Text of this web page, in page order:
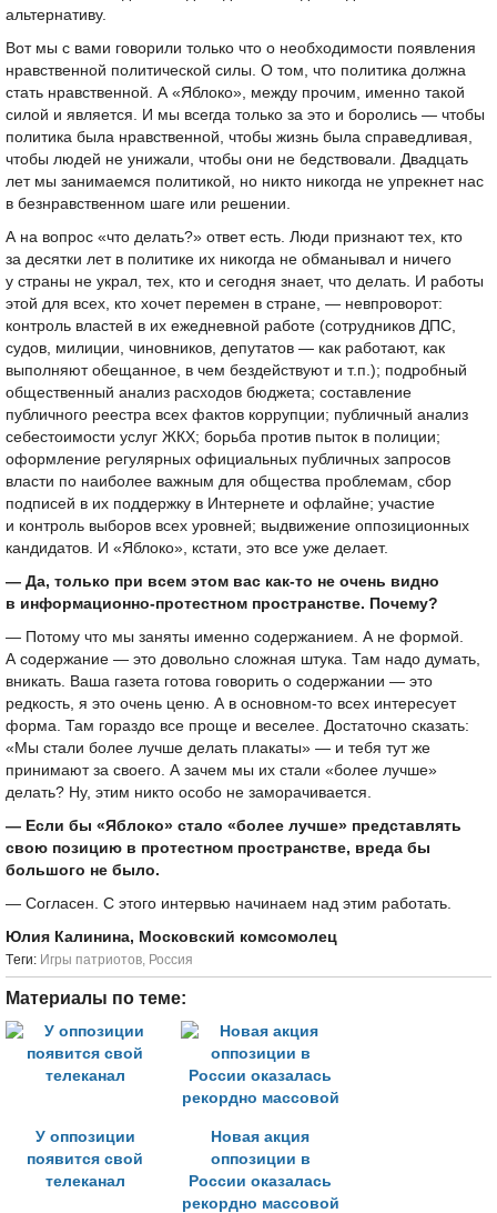
альтернативу.
Вот мы с вами говорили только что о необходимости появления
нравственной политической силы. О том, что политика должна
стать нравственной. А «Яблоко», между прочим, именно такой
силой и является. И мы всегда только за это и боролись — чтобы
политика была нравственной, чтобы жизнь была справедливая,
чтобы людей не унижали, чтобы они не бедствовали. Двадцать
лет мы занимаемся политикой, но никто никогда не упрекнет нас
в безнравственном шаге или решении.
А на вопрос «что делать?» ответ есть. Люди признают тех, кто
за десятки лет в политике их никогда не обманывал и ничего
у страны не украл, тех, кто и сегодня знает, что делать. И работы
этой для всех, кто хочет перемен в стране, — невпроворот:
контроль властей в их ежедневной работе (сотрудников ДПС,
судов, милиции, чиновников, депутатов — как работают, как
выполняют обещанное, в чем бездействуют и т.п.); подробный
общественный анализ расходов бюджета; составление
публичного реестра всех фактов коррупции; публичный анализ
себестоимости услуг ЖКХ; борьба против пыток в полиции;
оформление регулярных официальных публичных запросов
власти по наиболее важным для общества проблемам, сбор
подписей в их поддержку в Интернете и офлайне; участие
и контроль выборов всех уровней; выдвижение оппозиционных
кандидатов. И «Яблоко», кстати, это все уже делает.
— Да, только при всем этом вас как-то не очень видно
в информационно-протестном пространстве. Почему?
— Потому что мы заняты именно содержанием. А не формой.
А содержание — это довольно сложная штука. Там надо думать,
вникать. Ваша газета готова говорить о содержании — это
редкость, я это очень ценю. А в основном-то всех интересует
форма. Там гораздо все проще и веселее. Достаточно сказать:
«Мы стали более лучше делать плакаты» — и тебя тут же
принимают за своего. А зачем мы их стали «более лучше»
делать? Ну, этим никто особо не заморачивается.
— Если бы «Яблоко» стало «более лучше» представлять
свою позицию в протестном пространстве, вреда бы
большого не было.
— Согласен. С этого интервью начинаем над этим работать.
Юлия Калинина, Московский комсомолец
Tеги: Игры патриотов, Россия
Материалы по теме:
У оппозиции
появится свой
телеканал
Новая акция
оппозиции в
России оказалась
рекордно массовой